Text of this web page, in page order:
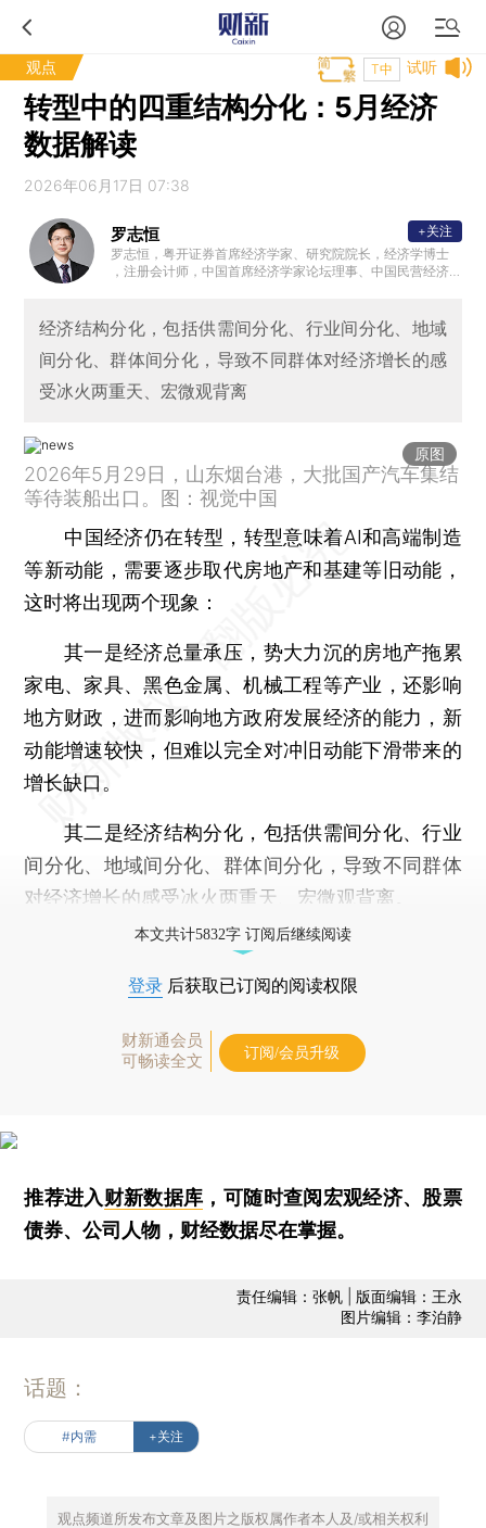
观点 试听
T中
转型中的四重结构分化：5月经济
数据解读
2026年06月17日 07:38
罗志恒
罗志恒，粤开证券首席经济学家、研究院院长，经济学博士
，注册会计师，中国首席经济学家论坛理事、中国民营经济
分析师。2023年7月受邀参加总理主持的经济形势专家座谈
会并做发言。主要研究方向：宏观经济、财政理论与政策。
+关注
经济结构分化，包括供需间分化、行业间分化、地域
间分化、群体间分化，导致不同群体对经济增长的感
受冰火两重天、宏微观背离
原图
2026年5月29日，山东烟台港，大批国产汽车集结
等待装船出口。图：视觉中国
中国经济仍在转型，转型意味着AI和高端制造
等新动能，需要逐步取代房地产和基建等旧动能，
这时将出现两个现象：
其一是经济总量承压，势大力沉的房地产拖累
家电、家具、黑色金属、机械工程等产业，还影响
地方财政，进而影响地方政府发展经济的能力，新
动能增速较快，但难以完全对冲旧动能下滑带来的
增长缺口。
其二是经济结构分化，包括供需间分化、行业
间分化、地域间分化、群体间分化，导致不同群体
对经济增长的感受冰火两重天、宏微观背离。
本文共计5832字 订阅后继续阅读
登录 后获取已订阅的阅读权限
财新通会员
可畅读全文
订阅/会员升级
推荐进入财新数据库 ，可随时查阅宏观经济、股票
债券、公司人物，财经数据尽在掌握。
责任编辑：张帆 | 版面编辑：王永
图片编辑：李泊静
话题：
#内需 +关注
观点频道所发布文章及图片之版权属作者本人及/或相关权利